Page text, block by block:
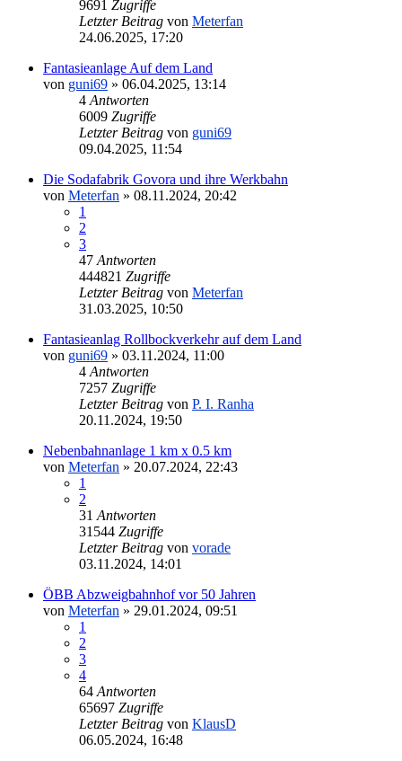
9691 Zugriffe
Letzter Beitrag von Meterfan
24.06.2025, 17:20
Fantasieanlage Auf dem Land
von guni69 » 06.04.2025, 13:14
4 Antworten
6009 Zugriffe
Letzter Beitrag von guni69
09.04.2025, 11:54
Die Sodafabrik Govora und ihre Werkbahn
von Meterfan » 08.11.2024, 20:42
1
2
3
47 Antworten
444821 Zugriffe
Letzter Beitrag von Meterfan
31.03.2025, 10:50
Fantasieanlag Rollbockverkehr auf dem Land
von guni69 » 03.11.2024, 11:00
4 Antworten
7257 Zugriffe
Letzter Beitrag von P. I. Ranha
20.11.2024, 19:50
Nebenbahnanlage 1 km x 0.5 km
von Meterfan » 20.07.2024, 22:43
1
2
31 Antworten
31544 Zugriffe
Letzter Beitrag von vorade
03.11.2024, 14:01
ÖBB Abzweigbahnhof vor 50 Jahren
von Meterfan » 29.01.2024, 09:51
1
2
3
4
64 Antworten
65697 Zugriffe
Letzter Beitrag von KlausD
06.05.2024, 16:48